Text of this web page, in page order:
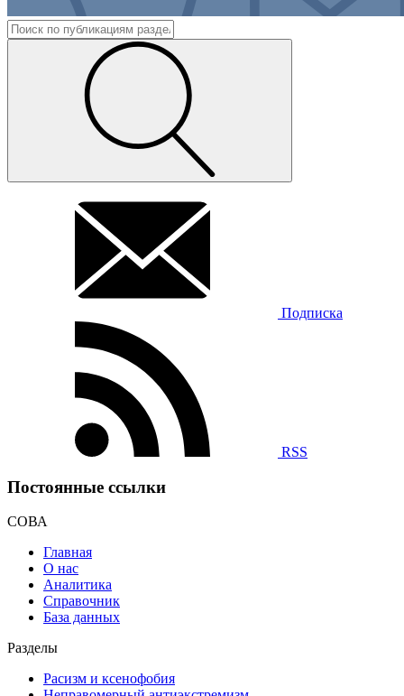
Подписка
RSS
Постоянные ссылки
СОВА
Главная
О нас
Аналитика
Справочник
База данных
Разделы
Расизм и ксенофобия